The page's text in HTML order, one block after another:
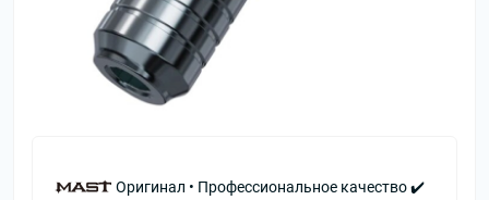
Оригинал • Профессиональное качество ✔️